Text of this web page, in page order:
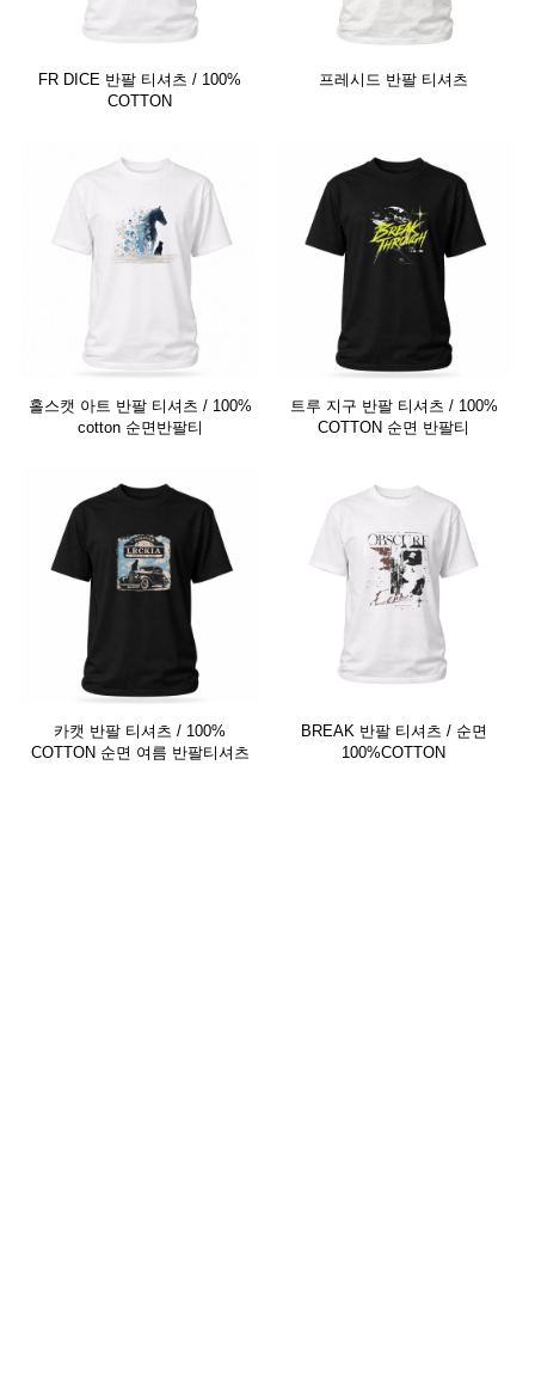
FR DICE 반팔 티셔츠 / 100%
COTTON
프레시드 반팔 티셔츠
홀스캣 아트 반팔 티셔츠 / 100%
cotton 순면반팔티
트루 지구 반팔 티셔츠 / 100%
COTTON 순면 반팔티
카캣 반팔 티셔츠 / 100%
COTTON 순면 여름 반팔티셔츠
BREAK 반팔 티셔츠 / 순면
100%COTTON